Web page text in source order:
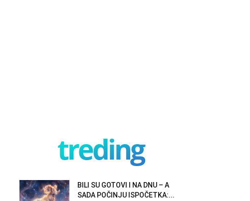
treding
BILI SU GOTOVI I NA DNU – A
SADA POČINJU ISPOČETKA:...